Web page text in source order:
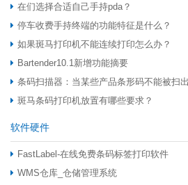
在们选择合适自己手持pda？
停车收费手持终端的功能特征是什么？
如果斑马打印机不能连续打印怎么办？
Bartender10.1新增功能摘要
条码扫描器：当某些产品条形码不能被扫
斑马条码打印机放置有哪些要求？
软件硬件
FastLabel-在线免费条码标签打印软件
WMS仓库_仓储管理系统